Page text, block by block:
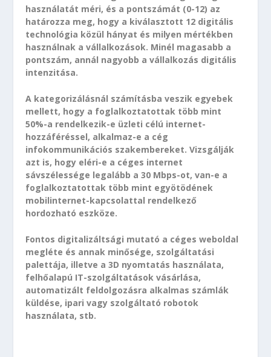
használatát méri, és a pontszámát (0-12) az
határozza meg, hogy a kiválasztott 12 digitális
technológia közül hányat és milyen mértékben
használnak a vállalkozások. Minél magasabb a
pontszám, annál nagyobb a vállalkozás digitális
intenzitása.
A kategorizálásnál számításba veszik egyebek
mellett, hogy a foglalkoztatottak több mint
50%-a rendelkezik-e üzleti célú internet-
hozzáféréssel, alkalmaz-e a cég
infokommunikációs szakembereket. Vizsgálják
azt is, hogy eléri-e a céges internet
sávszélessége legalább a 30 Mbps-ot, van-e a
foglalkoztatottak több mint egyötödének
mobilinternet-kapcsolattal rendelkező
hordozható eszköze.
Fontos digitalizáltsági mutató a céges weboldal
megléte és annak minősége, szolgáltatási
palettája, illetve a 3D nyomtatás használata,
felhőalapú IT-szolgáltatások vásárlása,
automatizált feldolgozásra alkalmas számlák
küldése, ipari vagy szolgáltató robotok
használata, stb.